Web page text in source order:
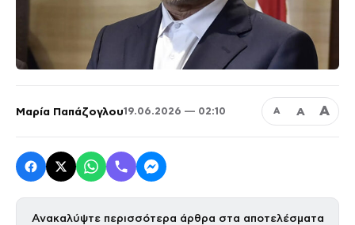
Μαρία Παπάζογλου19.06.2026 — 02:10 Α Α Α
Ανακαλύψτε περισσότερα άρθρα στα αποτελέσματα